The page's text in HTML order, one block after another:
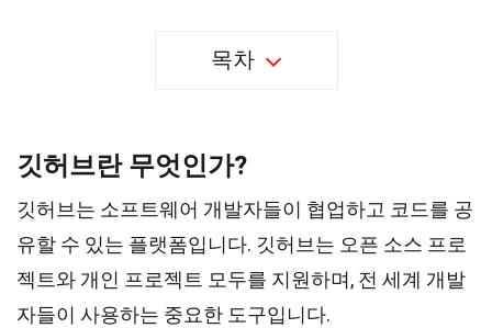
목차
깃허브란 무엇인가?
깃허브는 소프트웨어 개발자들이 협업하고 코드를 공
유할 수 있는 플랫폼입니다. 깃허브는 오픈 소스 프로
젝트와 개인 프로젝트 모두를 지원하며, 전 세계 개발
자들이 사용하는 중요한 도구입니다.